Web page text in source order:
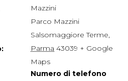
Mazzini
Parco Mazzini
Salsomaggiore Terme
Parma 43039 + Google
Maps
Numero di telefono